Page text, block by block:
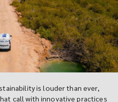
is louder than ever,
call with innovative practices